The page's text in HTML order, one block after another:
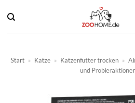
Inhalt
springen
Start » Katze » Katzenfutter trocken »
und